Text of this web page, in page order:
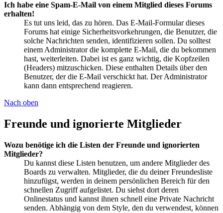
Ich habe eine Spam-E-Mail von einem Mitglied dieses Forums
erhalten!
Es tut uns leid, das zu hören. Das E-Mail-Formular dieses
Forums hat einige Sicherheitsvorkehrungen, die Benutzer, die
solche Nachrichten senden, identifizieren sollen. Du solltest
einem Administrator die komplette E-Mail, die du bekommen
hast, weiterleiten. Dabei ist es ganz wichtig, die Kopfzeilen
(Headers) mitzuschicken. Diese enthalten Details über den
Benutzer, der die E-Mail verschickt hat. Der Administrator
kann dann entsprechend reagieren.
Nach oben
Freunde und ignorierte Mitglieder
Wozu benötige ich die Listen der Freunde und ignorierten
Mitglieder?
Du kannst diese Listen benutzen, um andere Mitglieder des
Boards zu verwalten. Mitglieder, die du deiner Freundesliste
hinzufügst, werden in deinem persönlichen Bereich für den
schnellen Zugriff aufgelistet. Du siehst dort deren
Onlinestatus und kannst ihnen schnell eine Private Nachricht
senden. Abhängig von dem Style, den du verwendest, können